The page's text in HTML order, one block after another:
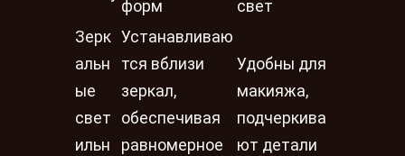
форм
свет
Зерк
альн
ые
свет
ильн
Устанавливаю
тся вблизи
зеркал,
обеспечивая
равномерное
Удобны для
макияжа,
подчеркива
ют детали